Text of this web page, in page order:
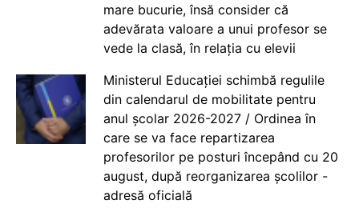
mare bucurie, însă consider că
adevărata valoare a unui profesor se
vede la clasă, în relația cu elevii
Ministerul Educației schimbă regulile
din calendarul de mobilitate pentru
anul școlar 2026-2027 / Ordinea în
care se va face repartizarea
profesorilor pe posturi începând cu 20
august, după reorganizarea școlilor -
adresă oficială